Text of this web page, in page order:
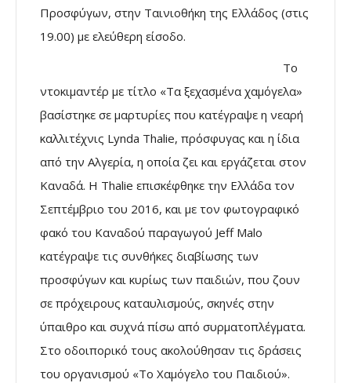
Προσφύγων, στην Ταινιοθήκη της Ελλάδος (στις
19.00) με ελεύθερη είσοδο.
Το
ντοκιμαντέρ με τίτλο «Τα ξεχασμένα χαμόγελα»
βασίστηκε σε μαρτυρίες που κατέγραψε η νεαρή
καλλιτέχνις Lynda Thalie, πρόσφυγας και η ίδια
από την Αλγερία, η οποία ζει και εργάζεται στον
Καναδά. Η Thalie επισκέφθηκε την Ελλάδα τον
Σεπτέμβριο του 2016, και με τον φωτογραφικό
φακό του Καναδού παραγωγού Jeff Malo
κατέγραψε τις συνθήκες διαβίωσης των
προσφύγων και κυρίως των παιδιών, που ζουν
σε πρόχειρους καταυλισμούς, σκηνές στην
ύπαιθρο και συχνά πίσω από συρματοπλέγματα.
Στο οδοιπορικό τους ακολούθησαν τις δράσεις
του οργανισμού «Το Χαμόγελο του Παιδιού».